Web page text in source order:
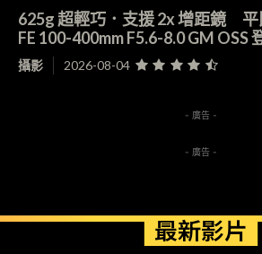
625g 超輕巧．支援 2x 增距鏡 平
FE 100-400mm F5.6-8.0 GM OSS
攝影 2026-08-04
- 廣告 -
- 廣告 -
最新影片